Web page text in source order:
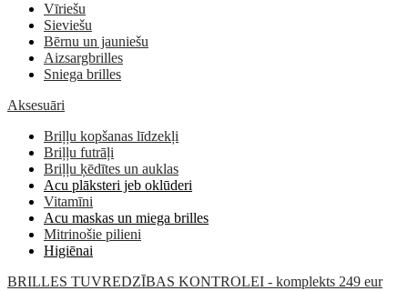
Vīriešu
Sieviešu
Bērnu un jauniešu
Aizsargbrilles
Sniega brilles
Aksesuāri
Briļļu kopšanas līdzekļi
Briļļu futrāļi
Briļļu ķēdītes un auklas
Acu plāksteri jeb oklūderi
Vitamīni
Acu maskas un miega brilles
Mitrinošie pilieni
Higiēnai
BRILLES TUVREDZĪBAS KONTROLEI - komplekts 249 eur